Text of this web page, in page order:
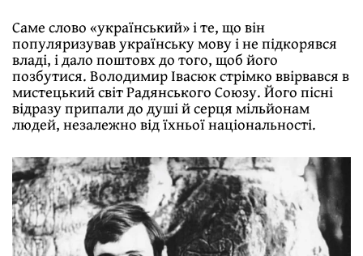
Саме слово «український» і те, що він
популяризував українську мову і не підкорявся
владі, і дало поштовх до того, щоб його
позбутися. Володимир Івасюк стрімко ввірвався в
мистецький світ Радянського Союзу. Його пісні
відразу припали до душі й серця мільйонам
людей, незалежно від їхньої національності.